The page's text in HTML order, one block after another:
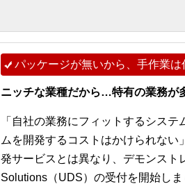
パッケージが無いから、手作業は
ニッチな業種だから…特有の業務
「自社の業務にフィットするシス
ムを開発するコストはかけられな
発サービスとは異なり、デモンスト
Solutions（UDS）の受付を開始しま